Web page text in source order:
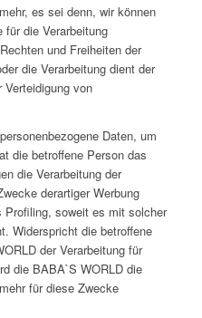
es sei denn, wir können
für die Verarbeitung
und Freiheiten der
die Verarbeitung dient der
von
Daten, um
die betroffene Person das
die Verarbeitung der
derartiger Werbung
soweit es mit solcher
Widerspricht die betroffene
der Verarbeitung für
die BABA`S WORLD die
für diese Zwecke